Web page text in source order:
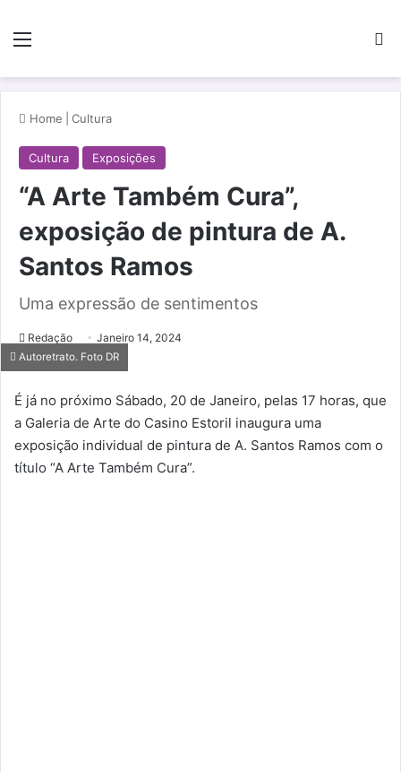
Menu
Home Cultura
Cultura Exposições
“A Arte Também Cura”,
exposição de pintura de A.
Santos Ramos
Uma expressão de sentimentos
Redação Janeiro 14, 2024
Autoretrato. Foto DR
É já no próximo Sábado, 20 de Janeiro, pelas 17 horas, que
a Galeria de Arte do Casino Estoril inaugura uma
exposição individual de pintura de A. Santos Ramos com o
título “A Arte Também Cura”.